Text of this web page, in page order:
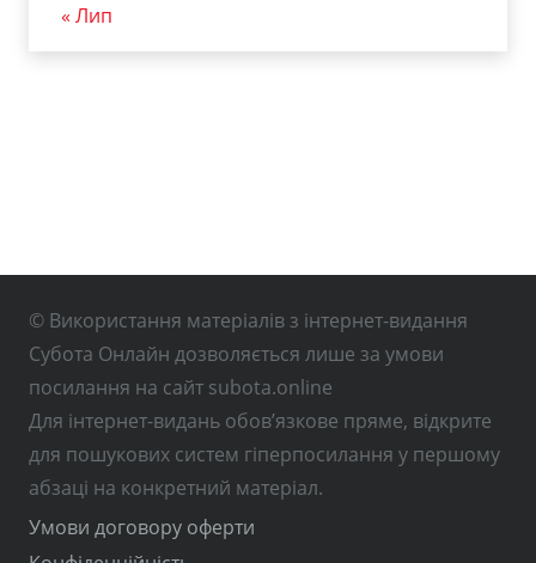
« Лип
© Використання матеріалів з інтернет-видання
Субота Онлайн дозволяється лише за умови
посилання на сайт subota.online
Для інтернет-видань обов’язкове пряме, відкрите
для пошукових систем гіперпосилання у першому
абзаці на конкретний матеріал.
Умови договору оферти